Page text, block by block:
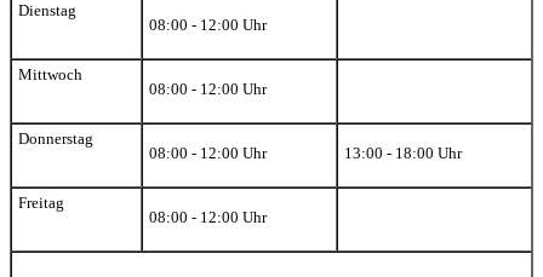
Dienstag
08:00 - 12:00 Uhr
Mittwoch
08:00 - 12:00 Uhr
Donnerstag
08:00 - 12:00 Uhr
13:00 - 18:00 Uhr
Freitag
08:00 - 12:00 Uhr